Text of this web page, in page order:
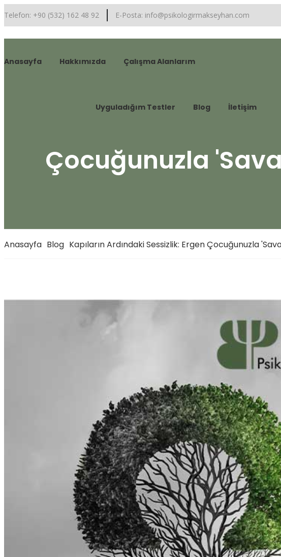
Telefon: +90 (532) 162 48 92 E-Posta: info@psikologirmakseyhan.com
Anasayfa Hakkımızda Çalışma Alanlarım
Uyguladığım Testler Blog İletişim
Çocuğunuzla
Anasayfa Blog Kapıların Ardındaki Sessizlik: Ergen Çocuğunuzla